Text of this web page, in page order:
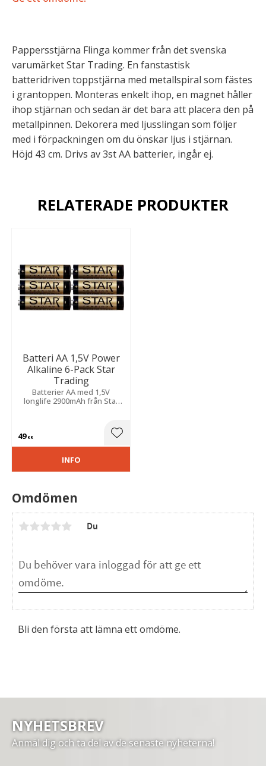
Pappersstjärna Flinga kommer från det svenska
varumärket Star Trading. En fanstastisk
batteridriven toppstjärna med metallspiral som fästes
i grantoppen. Monteras enkelt ihop, en magnet håller
ihop stjärnan och sedan är det bara att placera den på
metallpinnen. Dekorera med ljusslingan som följer
med i förpackningen om du önskar ljus i stjärnan.
Höjd 43 cm. Drivs av 3st AA batterier, ingår ej.
Omdömen
Du
Bli den första att lämna ett omdöme.
RELATERADE PRODUKTER
Batteri AA 1,5V Power
Alkaline 6-Pack Star
Trading
Batterier AA med 1,5V
longlife 2900mAh från Star
49KR Lägg till i favoriter
INFO
NYHETSBREV
Anmäl dig och ta del av de senaste nyheterna!